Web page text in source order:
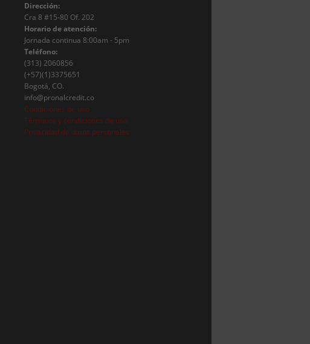
Dirección:
Cra 8 #15-80 Of. 202
Horario de atención:
Jornada continua 8:00am - 5pm
Teléfono:
(313) 2060856
(+57)(1)3375651
Bogotá, CO.
info@pronalcredit.co
Condiciones de uso
Términos y condiciones de uso
Privacidad de datos personales